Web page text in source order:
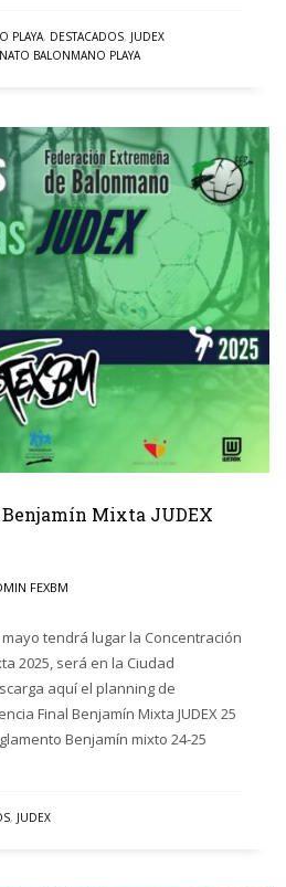
PLAYA, DESTACADOS, JUDEX
BALONMANO PLAYA
Mixta JUDEX
FEXBM
tendrá lugar la Concentración
2025, será en la Ciudad
aquí el planning de
Final Benjamín Mixta JUDEX 25
Benjamín mixto 24-25
, JUDEX